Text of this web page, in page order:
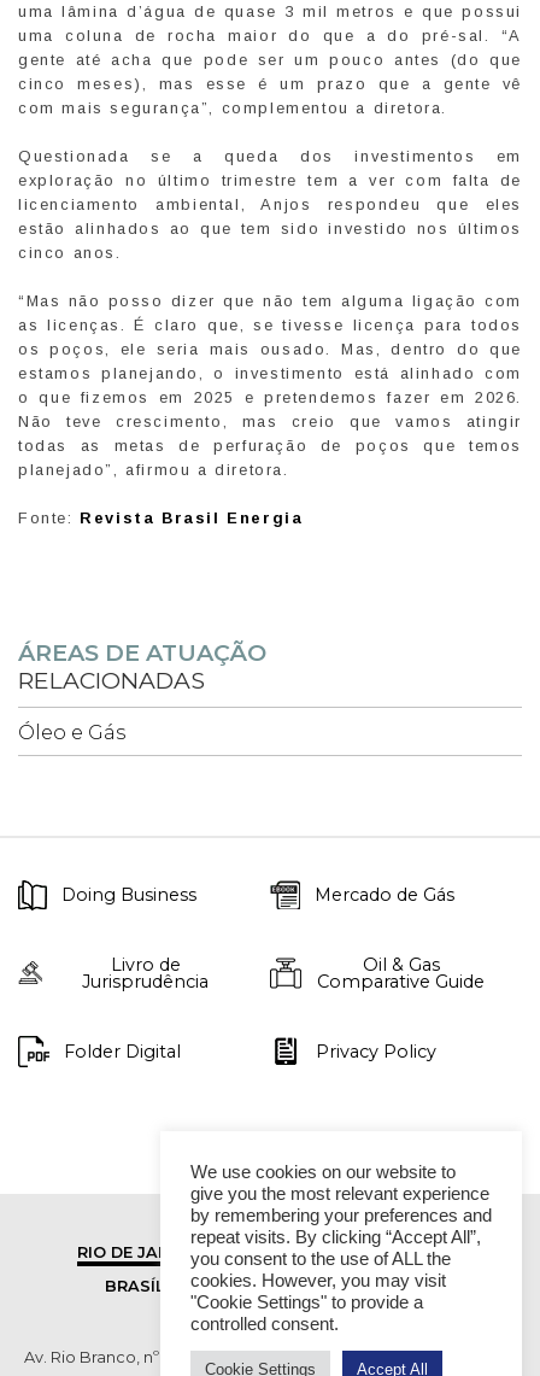
uma lâmina d’água de quase 3 mil metros e que possui
uma coluna de rocha maior do que a do pré-sal. “A
gente até acha que pode ser um pouco antes (do que
cinco meses), mas esse é um prazo que a gente vê
com mais segurança”, complementou a diretora.
Questionada se a queda dos investimentos em
exploração no último trimestre tem a ver com falta de
licenciamento ambiental, Anjos respondeu que eles
estão alinhados ao que tem sido investido nos últimos
cinco anos.
“Mas não posso dizer que não tem alguma ligação com
as licenças. É claro que, se tivesse licença para todos
os poços, ele seria mais ousado. Mas, dentro do que
estamos planejando, o investimento está alinhado com
o que fizemos em 2025 e pretendemos fazer em 2026.
Não teve crescimento, mas creio que vamos atingir
todas as metas de perfuração de poços que temos
planejado”, afirmou a diretora.
Fonte: Revista Brasil Energia
ÁREAS DE ATUAÇÃO
RELACIONADAS
Óleo e Gás
Doing Business Mercado de Gás
Livro de
Jurisprudência
Oil & Gas
Comparative Guide
Folder Digital Privacy Policy
RIO DE JANEIRO
SÃO PAULO
BRASÍLIA
VITÓRIA
Av. Rio Branco, nº 01, 14º andar - Ed. RB1- Centro, Rio de Janeiro -
We use cookies on our website to
give you the most relevant experience
by remembering your preferences and
repeat visits. By clicking “Accept All”,
you consent to the use of ALL the
cookies. However, you may visit
"Cookie Settings" to provide a
controlled consent.
Cookie Settings Accept All